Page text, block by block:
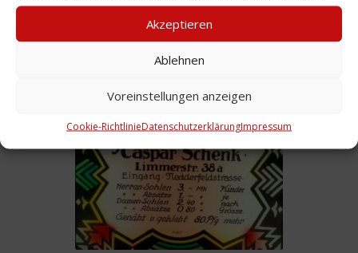
Akzeptieren
Ablehnen
Voreinstellungen anzeigen
Cookie-RichtlinieDatenschutzerklärungImpressum
Geschäftsbuch: Einnahme- und Ausgabebuch
Kaspar Schenk, 1.1.1929